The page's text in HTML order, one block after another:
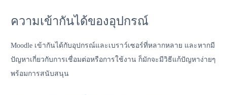
ความเข้ากันได้ของอุปกรณ์
Moodle เข้ากันได้กับอุปกรณ์และเบราว์เซอร์ที่หลากหลาย และหากมี
ปัญหาเกี่ยวกับการเชื่อมต่อหรือการใช้งาน ก็มักจะมีวิธีแก้ปัญหาง่ายๆ
พร้อมการสนับสนุน